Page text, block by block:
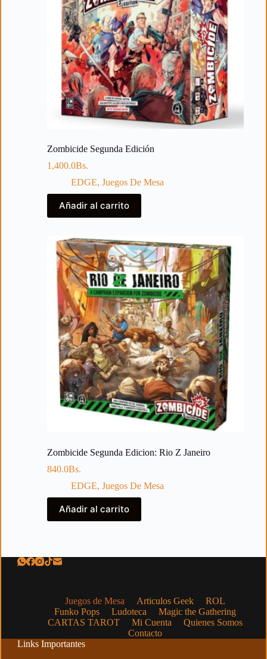
Zombicide Segunda Edición
1,400.0Bs.
EDGE, Juegos De Mesa
Añadir al carrito
Zombicide Segunda Edicion: Rio Z Janeiro
840.0Bs.
EDGE, Juegos De Mesa
Añadir al carrito
Juegos de Mesa Articulos Geek
ROL
Funko Pops
Ludoteca
Magic the Gathering
CARTAS TAROT
Mi Cuenta
Quienes Somos
Contacto
Links Importantes